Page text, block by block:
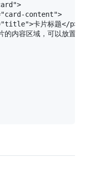
>
"card-content">
"title">卡片标题</p>
的内容区域，可以放置图片、